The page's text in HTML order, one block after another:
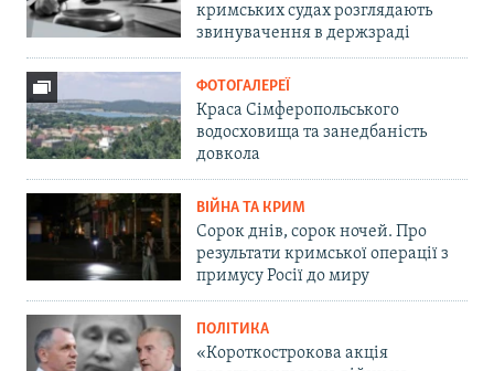
кримських судах розглядають
звинувачення в держзраді
ФОТОГАЛЕРЕЇ
Краса Сімферопольського
водосховища та занедбаність
довкола
ВІЙНА ТА КРИМ
Сорок днів, сорок ночей. Про
результати кримської операції з
примусу Росії до миру
ПОЛІТИКА
«Короткострокова акція